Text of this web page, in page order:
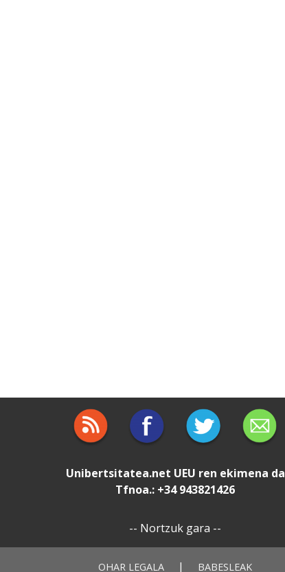
Unibertsitatea.net UEU ren ekimena da
Tfnoa.: +34 943821426
-- Nortzuk gara --
OHAR LEGALA | BABESLEAK